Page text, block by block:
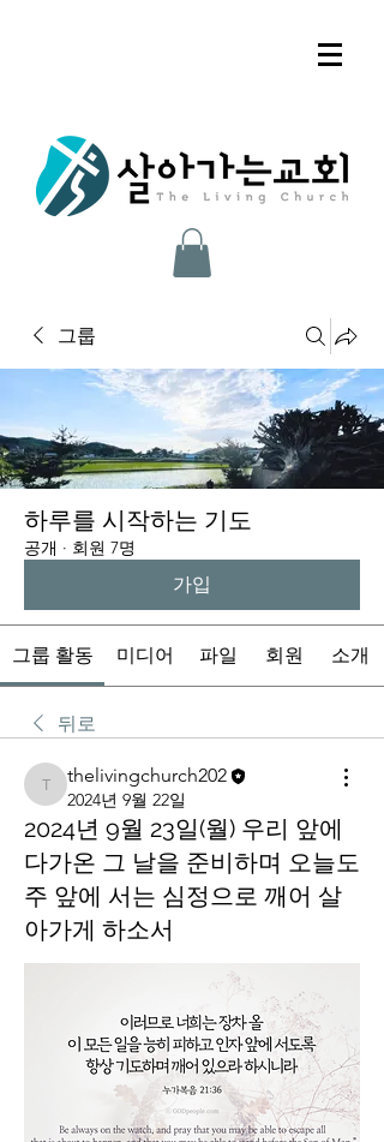
그룹
하루를 시작하는 기도
공개 · 회원 7명
가입
그룹 활동 미디어 파일 회원 소개
뒤로
thelivingchurch202
thelivingchurch202
2024년 9월 22일
2024년 9월 23일(월) 우리 앞에
다가온 그 날을 준비하며 오늘도
주 앞에 서는 심정으로 깨어 살
아가게 하소서